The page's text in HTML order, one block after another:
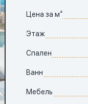
Цена за м²
Этаж
Спален
Ванн
Мебель